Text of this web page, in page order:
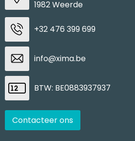
1982 Weerde
+32 476 399 699
info@xima.be
BTW: BE0883937937
Contacteer ons